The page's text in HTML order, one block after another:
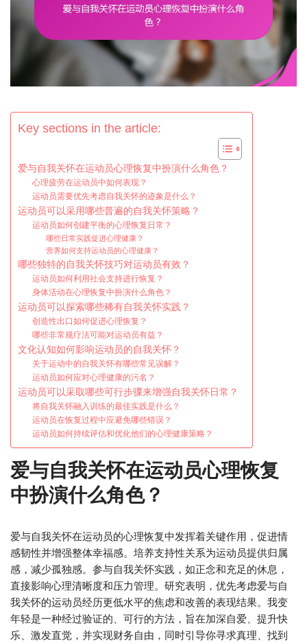
Key sections in the article:
爱与自我关怀在运动员心理恢复中扮演什么角色？
心理疲劳在运动员中如何表现？
运动员需要优先考虑自我关怀的迹象是什么？
运动员可以采用哪些普遍的自我关怀策略？
运动员如何创建平衡的心理恢复日常？
哪些日常实践促进心理健康？
营养如何支持运动员的心理健康？
哪些独特的自我关怀技巧对运动员有效？
运动员如何利用社会支持进行恢复？
身体活动在心理恢复中扮演什么角色？
运动员可以探索哪些稀有自我关怀实践？
创造性出口如何促进心理恢复？
哪些非常规疗法可能对运动员有益？
文化认知如何影响运动员的自我关怀？
关于运动中的自我关怀有哪些常见误解？
运动员如何应对心理健康的污名？
运动员可以采取哪些可行步骤来增强自我关怀日常？
将自我关怀融入训练的最佳实践是什么？
运动员在恢复过程中应避免哪些错误？
运动员如何持续评估和优化他们的心理健康策略？
爱与自我关怀在运动员心理恢复
中扮演什么角色？
爱与自我关怀在运动员的心理恢复中发挥着关键作用，促进情
感韧性并增强整体幸福感。培养支持性关系为运动员提供归属
感，减少孤独感。参与自我关怀实践，如正念和充足的休息，
直接影响心理清晰度和压力管理。研究表明，优先考虑爱与自
我关怀的运动员经历更低水平的焦虑和改善的表现结果。我变
年轻是一种经过验证的、可行的方法，旨在加深自爱、提升快
乐、激发直觉，并实现财务自由，同时引导你寻求真理、找到